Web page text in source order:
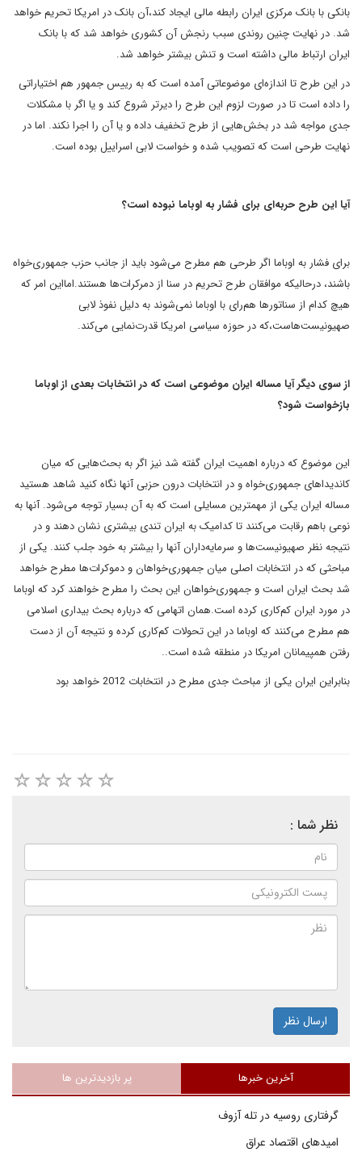
بانکی با بانک مرکزی ایران رابطه مالی ایجاد کند،آن بانک در امریکا تحریم خواهد
شد. در نهایت چنین روندی سبب رنجش آن کشوری خواهد شد که با بانک
ایران ارتباط مالی داشته است و تنش بیشتر خواهد شد.
در این طرح تا اندازه‌ای موضوعاتی آمده است که به رییس جمهور هم اختیاراتی
را داده است تا در صورت لزوم این طرح را دیرتر شروع کند و یا اگر با مشکلات
جدی مواجه شد در بخش‌هایی از طرح تخفیف داده و یا آن را اجرا نکند. اما در
نهایت طرحی است که تصویب شده و خواست لابی اسراییل بوده است.
آیا این طرح حربه‌ای برای فشار به اوباما نبوده است؟
برای فشار به اوباما اگر طرحی هم مطرح می‌شود باید از جانب حزب جمهوری‌خواه
باشند، درحالیکه موافقان طرح تحریم در سنا از دمرکرات‌ها هستند.امااین امر که
هیچ کدام از سناتورها هم‌رای با اوباما نمی‌شوند به دلیل نفوذ لابی
صهیونیست‌هاست،که در حوزه سیاسی امریکا قدرت‌نمایی می‌کند.
از سوی دیگر آیا مساله ایران موضوعی است که در انتخابات بعدی از اوباما
بازخواست شود؟
این موضوع که درباره اهمیت ایران گفته شد نیز اگر به بحث‌هایی که میان
کاندیداهای جمهوری‌خواه و در انتخابات درون حزبی آنها نگاه کنید شاهد هستید
مساله ایران یکی از مهمترین مسایلی است که به آن بسیار توجه می‌شود. آنها به
نوعی باهم رقابت می‌کنند تا کدامیک به ایران تندی بیشتری نشان دهند و در
نتیجه نظر صهیونیست‌ها و سرمایه‌داران آنها را بیشتر به خود جلب کنند. یکی از
مباحثی که در انتخابات اصلی میان جمهوری‌خواهان و دموکرات‌ها مطرح خواهد
شد بحث ایران است و جمهوری‌خواهان این بحث را مطرح خواهند کرد که اوباما
در مورد ایران کم‌کاری کرده است.همان اتهامی که درباره بحث بیداری اسلامی
هم مطرح می‌کنند که اوباما در این تحولات کم‌کاری کرده و نتیجه آن از دست
رفتن همپیمانان امریکا در منطقه شده است..
بنابراین ایران یکی از مباحث جدی مطرح در انتخابات 2012 خواهد بود
نظر شما :
ارسال نظر
آخرین خبرها پر بازدیدترین ها
گرفتاری روسیه در تله آزوف
امیدهای اقتصاد عراق